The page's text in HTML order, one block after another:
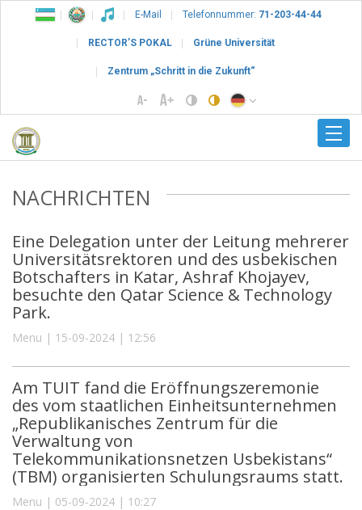
E-Mail Telefonnummer: 71-203-44-44
RECTOR’S POKAL Grüne Universität
Zentrum „Schritt in die Zukunft“
NACHRICHTEN
Eine Delegation unter der Leitung mehrerer
Universitätsrektoren und des usbekischen
Botschafters in Katar, Ashraf Khojayev,
besuchte den Qatar Science & Technology
Park.
Menu | 15-09-2024 | 12:56
Am TUIT fand die Eröffnungszeremonie
des vom staatlichen Einheitsunternehmen
„Republikanisches Zentrum für die
Verwaltung von
Telekommunikationsnetzen Usbekistans“
(TBM) organisierten Schulungsraums statt.
Menu | 05-09-2024 | 10:27